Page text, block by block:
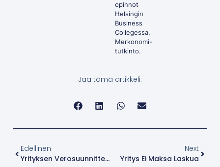
opinnot
Helsingin
Business
Collegessa,
Merkonomi-
tutkinto.
Jaa tämä artikkeli:
Edellinen
Yrityksen Verosuunnittelu
Next
Yritys Ei Maksa Laskua